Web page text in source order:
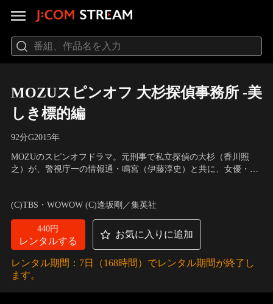
MOZUスピンオフ 大杉探偵事務所 -美
しき標的編
92分G2015年
MOZUのスピンオフドラマ。元刑事で私立探偵の大杉（香川照
之）が、警視庁一の情報通・鳴宮（伊藤淳史）と共に、女優・白
(C)TBS・WOWOW (C)逢坂剛／集英社
440円
レンタルする
お気に入りに追加
レンタル期間：7日（168時間）でレンタル期間が終了し
ます。